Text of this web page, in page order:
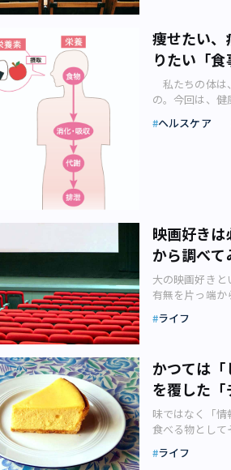
の視線は醒め
が、その姿を
限ったことで
幻想”は、フォ
という気がし
（1973年発売
模な再開発が続
はの重機や資材
る高いビル。そ
バーたちは、
います。 その
の街並みに置
いう変化し続け
いまの時代の若
いうだけでは
す。
策と併せてマス
いないと何と
マスクは顔の
上がりになる
体マスク（北
には、鼻を高
マスクを顎（あ
ではないかと
けでなく、心が
り、ウェブ上
しているほど
一体いつごろか
たのでしょう
には危険があ
スクを付けてい
ありませんか
が、自分の視
るような不思
ほどマスクを付
1877（明治10
治35）年創業
四谷志乃多寿
く、表巻きの
「名古屋発祥
います。 なお
る名にて、野
張）の名古屋等
国などの田舎人
なりずしは江
が後の名古屋
ウェブサイト
で、豊川稲荷の
の関係抜きに
元々、穀物の豊
ています。 そ
民に広がった
の稲荷信仰です
陸）、伊丹空
他の国内空港や
の操縦だけで
要望通りのト
置されたシミ
ックピット（操
縦席に座ると視
レーター体験
は宿泊が条件
別）に加えて、
雰囲気体感プ
ミュレーター
映し出される、
ックピットル
貴崎清孝さん
た。貴崎さん
そうです。
影）「一番の理
向けて、新し
危機感を覚えて
室のイメージ
から3か月たっ
いたため、知
がまま淡々と
ます。学校に
のの、1日1コ
ため週に2時間
が発令されたと
ては出ません
としましたが
え受けさせて
た、入学して
引きがPDFで送
がいないため、
せている」とい
かったです。私
上の人から刺
自分が無知で
らできるのか
痩せたい
りたい「
私たちの体は
の。今回は、
院長 石原新菜
「栄養素」の
をしている人が
たは生命を保
一連の「営み
（例）たんぱく
満やドロドロ
人は、栄養を
「栄養素」を取
切です。 これ
その1「腹八分
の食生活を見直
成17年に策定
ヘルスケア
映画好き
から調べて
大の映画好き
有無を片っ端
ドショー料金
の後、松竹系の
値上げを行い
年間に1～2回
週に1回映画館
決して安くは
の値上げはと
ライフ
かつては
を覆した
で食べる
味ではなく「
食べる物として
が、東京ファッ
ライフ